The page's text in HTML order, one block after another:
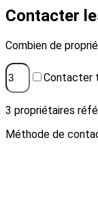
Contacter
Combien de
Contacter
3 propriétaires
Méthode de